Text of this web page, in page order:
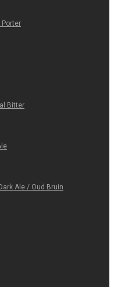
Bitter
Ale / Oud Bruin